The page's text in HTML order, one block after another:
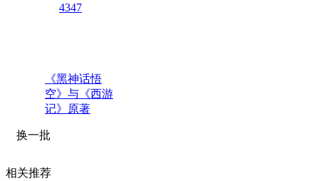
4347
《黑神话悟
空》与《西游
记》原著
换一批
相关推荐